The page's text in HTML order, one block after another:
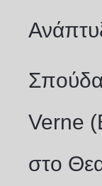
Verne (
στο